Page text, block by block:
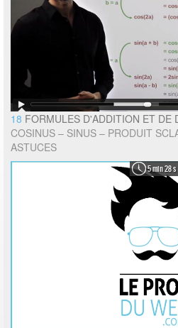
18 FORMULES D'ADDITION ET DE
COSINUS – SINUS – PRODUIT
ASTUCES
5 min 28 s